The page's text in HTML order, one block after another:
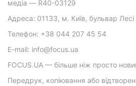
медіа — R40-03129
Адреса: 01133, м. Київ, бульвар Лесі
Телефон: +38 044 207 45 54
E-mail: info@focus.ua
FOCUS.UA — більше ніж просто
Передрук, копіювання або